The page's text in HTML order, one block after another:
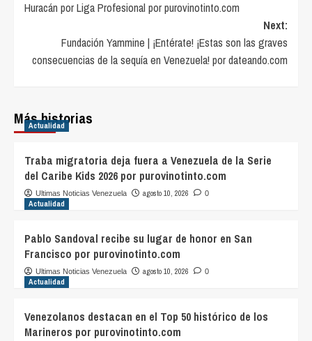
Huracán por Liga Profesional por purovinotinto.com
Next:
Fundación Yammine | ¡Entérate! ¡Estas son las graves
consecuencias de la sequía en Venezuela! por dateando.com
Más historias
Actualidad
Traba migratoria deja fuera a Venezuela de la Serie
del Caribe Kids 2026 por purovinotinto.com
Ultimas Noticias Venezuela agosto 10, 2026 0
Actualidad
Pablo Sandoval recibe su lugar de honor en San
Francisco por purovinotinto.com
Ultimas Noticias Venezuela agosto 10, 2026 0
Actualidad
Venezolanos destacan en el Top 50 histórico de los
Marineros por purovinotinto.com